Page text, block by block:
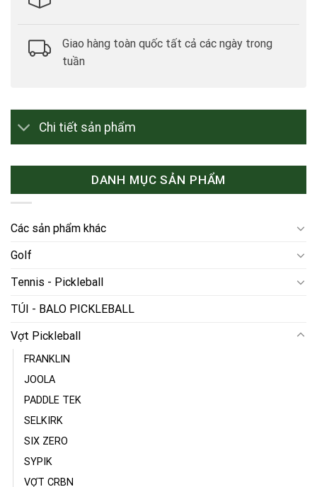
Giao hàng toàn quốc tất cả các ngày trong
tuần
Chi tiết sản phẩm
DANH MỤC SẢN PHẨM
Các sản phẩm khác
Golf
Tennis - Pickleball
TÚI - BALO PICKLEBALL
Vợt Pickleball
FRANKLIN
JOOLA
PADDLE TEK
SELKIRK
SIX ZERO
SYPIK
VỢT CRBN